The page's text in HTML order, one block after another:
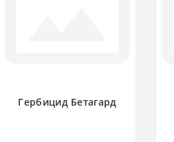
Гербицид Бетагард